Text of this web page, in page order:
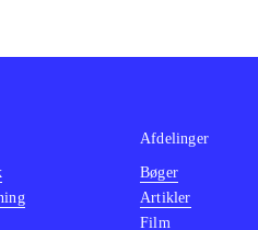
Afdelinger
Bøger
Artikler
Film